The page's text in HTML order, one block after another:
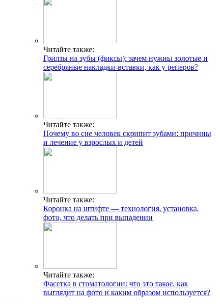
Читайте также:
Грилзы на зубы (фиксы): зачем нужны золотые и
серебряные накладки-вставки, как у реперов?
Читайте также:
Почему во сне человек скрипит зубами: причины
и лечение у взрослых и детей
Читайте также:
Коронка на штифте — технология, установка,
фото, что делать при выпадении
Читайте также:
Фасетка в стоматологии: что это такое, как
выглядит на фото и каким образом используется?